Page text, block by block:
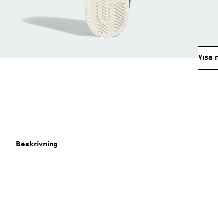
Visa
Beskrivning